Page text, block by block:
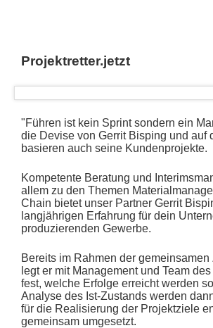
Projektretter.jetzt
"Führen ist kein Sprint sondern ein
die Devise von Gerrit Bisping und auf
basieren auch seine Kundenprojekte.
Kompetente Beratung und
allem zu den Themen
Chain bietet unser Partner Gerrit
langjährigen Erfahrung für dein
produzierenden Gewerbe.
Bereits im Rahmen der
legt er mit Management und Team
fest, welche Erfolge erreicht werden
Analyse des Ist-Zustands werden
für die Realisierung der Projektziele
gemeinsam umgesetzt.